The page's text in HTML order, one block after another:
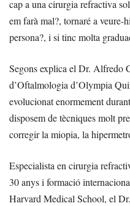
cap a una cirurgia refractiva
em farà mal?, tornaré a veure-
persona?, i si tinc molta
Segons explica el Dr. Alfredo
d’Oftalmologia d’Olympia
evolucionat enormement
disposem de tècniques molt
corregir la miopia, la
Especialista en cirurgia
30 anys i formació
Harvard Medical School, el